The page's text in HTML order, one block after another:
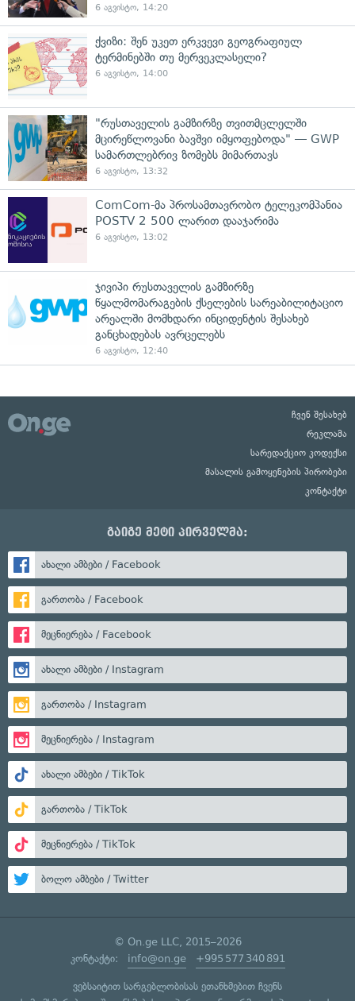
6 აგვისტო, 14:20
ქვიზი: შენ უკეთ ერკვევი გეოგრაფიულ
ტერმინებში თუ მერვეკლასელი?
6 აგვისტო, 14:00
"რუსთაველის გამზირზე თვითმცლელში
მცირეწლოვანი ბავშვი იმყოფებოდა" — GWP
სამართლებრივ ზომებს მიმართავს
6 აგვისტო, 13:32
ComCom-მა პროსამთავრობო ტელეკომპანია
POSTV 2 500 ლარით დააჯარიმა
6 აგვისტო, 13:02
ჯივიპი რუსთაველის გამზირზე
წყალმომარაგების ქსელების სარეაბილიტაციო
არეალში მომხდარი ინციდენტის შესახებ
განცხადებას ავრცელებს
6 აგვისტო, 12:40
ჩვენ შესახებ
რეკლამა
სარედაქციო კოდექსი
მასალის გამოყენების პირობები
კონტაქტი
გაიგე მეტი პირველმა:
ახალი ამბები / Facebook
გართობა / Facebook
მეცნიერება / Facebook
ახალი ამბები / Instagram
გართობა / Instagram
მეცნიერება / Instagram
ახალი ამბები / TikTok
გართობა / TikTok
მეცნიერება / TikTok
ბოლო ამბები / Twitter
© On.ge LLC, 2015–2026
კონტაქტი: info@on.ge +995 577 340 891
ვებსაიტით სარგებლობისას ეთანხმებით ჩვენს